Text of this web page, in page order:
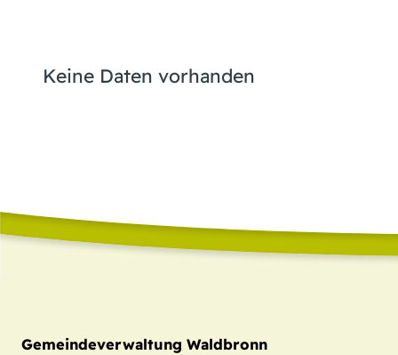
Keine Daten vorhanden
Gemeindeverwaltung Waldbronn